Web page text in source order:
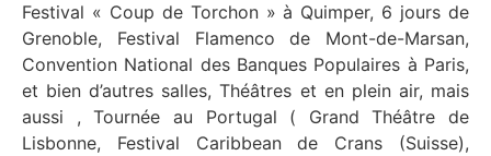
Festival « Coup de Torchon » à Quimper, 6 jours de
Grenoble, Festival Flamenco de Mont-de-Marsan,
Convention National des Banques Populaires à Paris,
et bien d’autres salles, Théâtres et en plein air, mais
aussi , Tournée au Portugal ( Grand Théâtre de
Lisbonne, Festival Caribbean de Crans (Suisse),